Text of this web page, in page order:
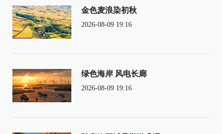
金色麦浪染初秋
2026-08-09 19:16
绿色海岸 风电长廊
2026-08-09 19:16